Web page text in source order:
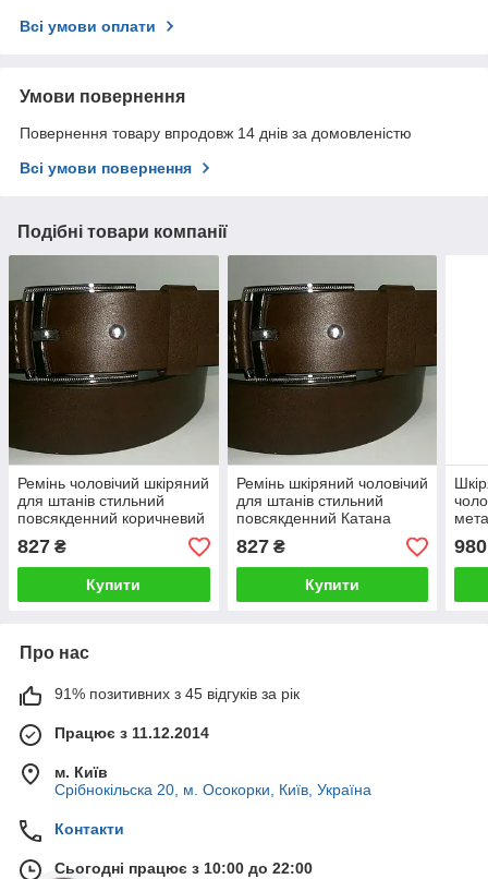
Всі умови оплати
Умови повернення
Повернення товару впродовж 14 днів за домовленістю
Всі умови повернення
Подібні товари компанії
Ремінь чоловічий шкіряний
для штанів стильний
повсякденний коричневий
гладкий 4 см "Катана"
827 ₴
Купити
Ремінь шкіряний чоловічий
для штанів стильний
повсякденний Катана
коричневий гладкий 4 см
827₴
Купити
980
Про нас
91% позитивних з 45 відгуків за рік
Працює з 11.12.2014
м. Київ
Срібнокільска 20, м. Осокорки, Київ, Україна
Контакти
Сьогодні працює з 10:00 до 22:00